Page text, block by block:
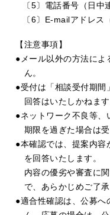
〔5〕電話番号（日中
〔6〕E-mailアドレス
【注意事項】
●メール以外の方法によ
ん。
●受付は「相談受付期間
回答はいたしかねます
●ネットワーク不良等、
期限を過ぎた場合は
●本確認では、提案内容
を回答いたします。
内容の優劣や審査に
で、あらかじめご了承
●適合性確認は、公募へ